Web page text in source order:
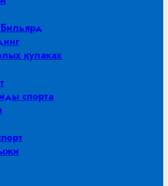
кулаках
спорта